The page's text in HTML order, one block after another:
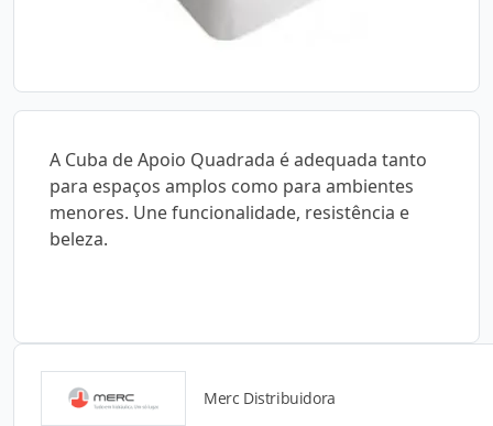
A Cuba de Apoio Quadrada é adequada tanto
para espaços amplos como para ambientes
menores. Une funcionalidade, resistência e
beleza.
Merc Distribuidora
Catálogos para Download